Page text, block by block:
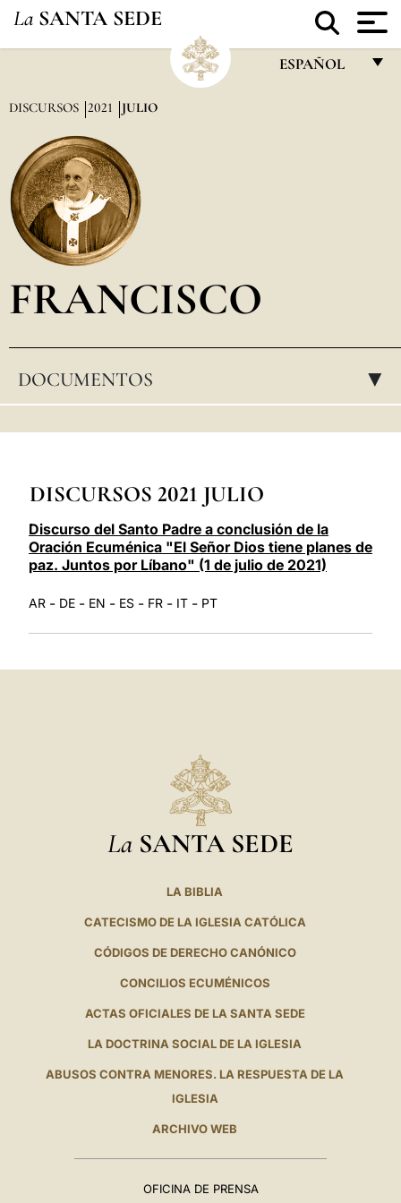
La SANTA SEDE
ESPAÑOL
العربيّة
DISCURSOS 2021 JULIO
FRANCISCO
DOCUMENTOS ▸
DISCURSOS 2021 JULIO
Discurso del Santo Padre a conclusión de la
Oración Ecuménica "El Señor Dios tiene planes de
paz. Juntos por Líbano" (1 de julio de 2021)
AR - DE - EN - ES - FR - IT - PT
La SANTA SEDE
LA BIBLIA
CATECISMO DE LA IGLESIA CATÓLICA
CÓDIGOS DE DERECHO CANÓNICO
CONCILIOS ECUMÉNICOS
ACTAS OFICIALES DE LA SANTA SEDE
LA DOCTRINA SOCIAL DE LA IGLESIA
ABUSOS CONTRA MENORES. LA RESPUESTA DE LA
IGLESIA
ARCHIVO WEB
OFICINA DE PRENSA